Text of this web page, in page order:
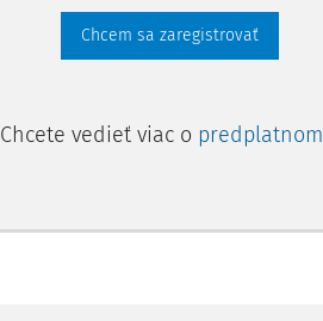
Chcem sa zaregistrovať
Chcete vedieť viac o predplatnom